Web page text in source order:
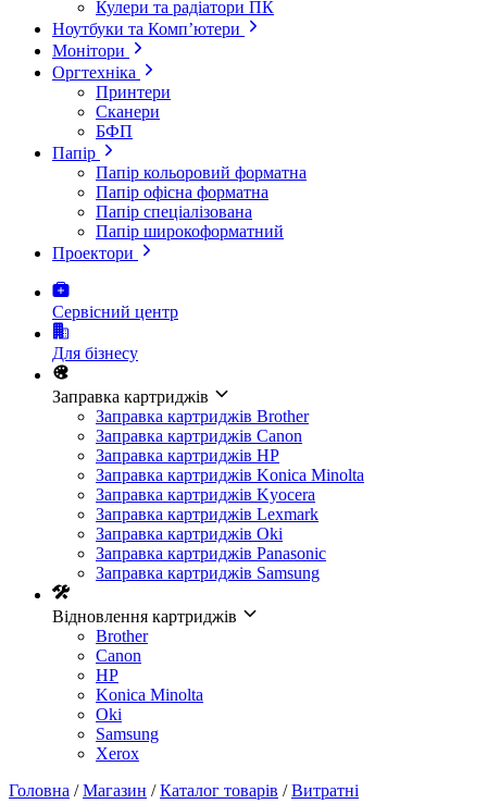
Кулери та радіатори ПК
Ноутбуки та Комп’ютери
Монітори
Оргтехніка
Принтери
Сканери
БФП
Папір
Папір кольоровий форматна
Папір офісна форматна
Папір спеціалізована
Папір широкоформатний
Проектори
Сервісний центр
Для бізнесу
Заправка картриджів
Заправка картриджів Brother
Заправка картриджів Canon
Заправка картриджів HP
Заправка картриджів Konica Minolta
Заправка картриджів Kyocera
Заправка картриджів Lexmark
Заправка картриджів Oki
Заправка картриджів Panasonic
Заправка картриджів Samsung
Відновлення картриджів
Brother
Canon
HP
Konica Minolta
Oki
Samsung
Xerox
Головна /Магазин /Каталог товарів /Витратні